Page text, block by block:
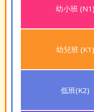
幼小班 (N1)
幼兒班 (K1)
低班(K2)